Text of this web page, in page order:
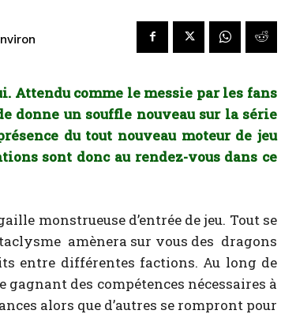
Attendu comme le messie par les fans
donne un souffle nouveau sur la série
du tout nouveau moteur de jeu
sont donc au rendez-vous dans ce
monstrueuse d’entrée de jeu. Tout se
amènera sur vous des dragons
entre différentes factions. Au long de
des compétences nécessaires à
alors que d’autres se rompront pour